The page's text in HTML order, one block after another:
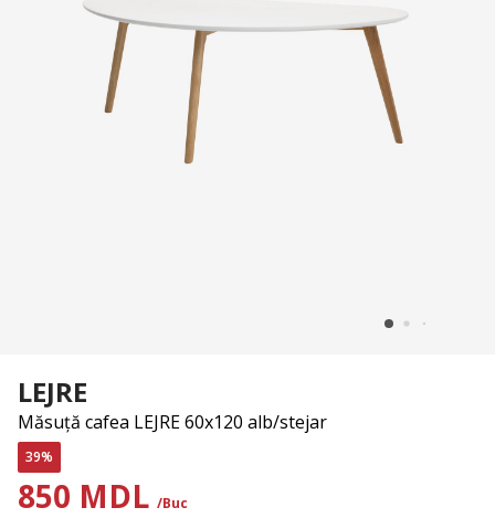
LEJRE
Măsuță cafea LEJRE 60x120 alb/stejar
39%
850 MDL /Buc